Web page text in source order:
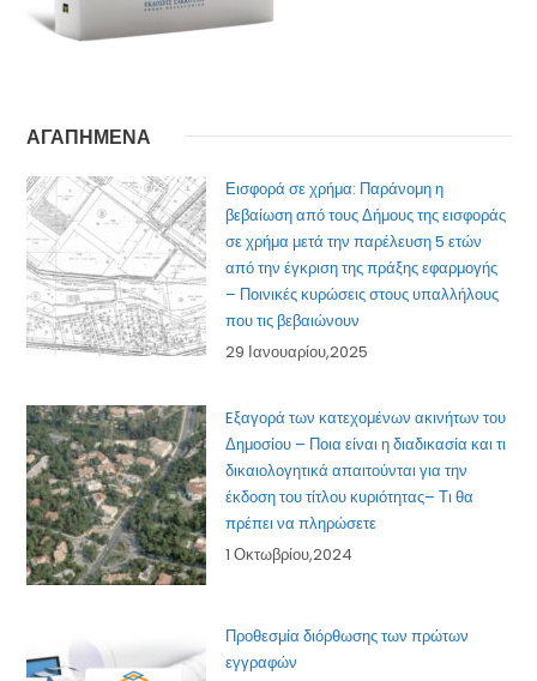
ΑΓΑΠΗΜΕΝΑ
Εισφορά σε χρήμα: Παράνομη η
βεβαίωση από τους Δήμους της εισφοράς
σε χρήμα μετά την παρέλευση 5 ετών
από την έγκριση της πράξης εφαρμογής
– Ποινικές κυρώσεις στους υπαλλήλους
που τις βεβαιώνουν
29 Ιανουαρίου,2025
Eξαγορά των κατεχομένων ακινήτων του
Δημοσίου – Ποια είναι η διαδικασία και τι
δικαιολογητικά απαιτούνται για την
έκδοση του τίτλου κυριότητας– Τι θα
πρέπει να πληρώσετε
1 Οκτωβρίου,2024
Προθεσμία διόρθωσης των πρώτων
εγγραφών